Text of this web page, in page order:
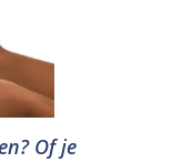
Of je